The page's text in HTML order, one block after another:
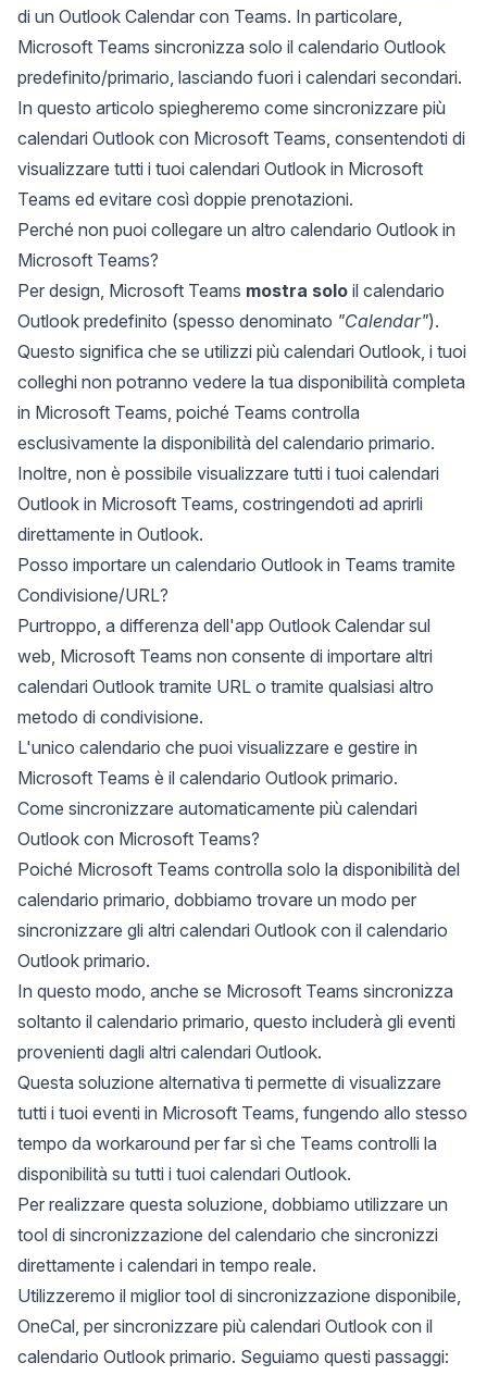
di un Outlook Calendar con Teams. In particolare,
Microsoft Teams sincronizza solo il calendario Outlook
predefinito/primario, lasciando fuori i calendari secondari.
In questo articolo spiegheremo come sincronizzare più
calendari Outlook con Microsoft Teams, consentendoti di
visualizzare tutti i tuoi calendari Outlook in Microsoft
Teams ed evitare così doppie prenotazioni.
Perché non puoi collegare un altro calendario Outlook in
Microsoft Teams?
Per design, Microsoft Teams mostra solo il calendario
Outlook predefinito (spesso denominato "Calendar").
Questo significa che se utilizzi più calendari Outlook, i tuoi
colleghi non potranno vedere la tua disponibilità completa
in Microsoft Teams, poiché Teams controlla
esclusivamente la disponibilità del calendario primario.
Inoltre, non è possibile visualizzare tutti i tuoi calendari
Outlook in Microsoft Teams, costringendoti ad aprirli
direttamente in Outlook.
Posso importare un calendario Outlook in Teams tramite
Condivisione/URL?
Purtroppo, a differenza dell'app Outlook Calendar sul
web, Microsoft Teams non consente di importare altri
calendari Outlook tramite URL o tramite qualsiasi altro
metodo di condivisione.
L'unico calendario che puoi visualizzare e gestire in
Microsoft Teams è il calendario Outlook primario.
Come sincronizzare automaticamente più calendari
Outlook con Microsoft Teams?
Poiché Microsoft Teams controlla solo la disponibilità del
calendario primario, dobbiamo trovare un modo per
sincronizzare gli altri calendari Outlook con il calendario
Outlook primario.
In questo modo, anche se Microsoft Teams sincronizza
soltanto il calendario primario, questo includerà gli eventi
provenienti dagli altri calendari Outlook.
Questa soluzione alternativa ti permette di visualizzare
tutti i tuoi eventi in Microsoft Teams, fungendo allo stesso
tempo da workaround per far sì che Teams controlli la
disponibilità su tutti i tuoi calendari Outlook.
Per realizzare questa soluzione, dobbiamo utilizzare un
tool di sincronizzazione del calendario che sincronizzi
direttamente i calendari in tempo reale.
Utilizzeremo il miglior tool di sincronizzazione disponibile,
OneCal, per sincronizzare più calendari Outlook con il
calendario Outlook primario. Seguiamo questi passaggi: